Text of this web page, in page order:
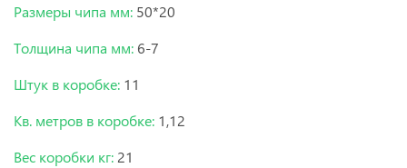
Размеры чипа мм: 50*20
Толщина чипа мм: 6-7
Штук в коробке: 11
Кв. метров в коробке: 1,12
Вес коробки кг: 21